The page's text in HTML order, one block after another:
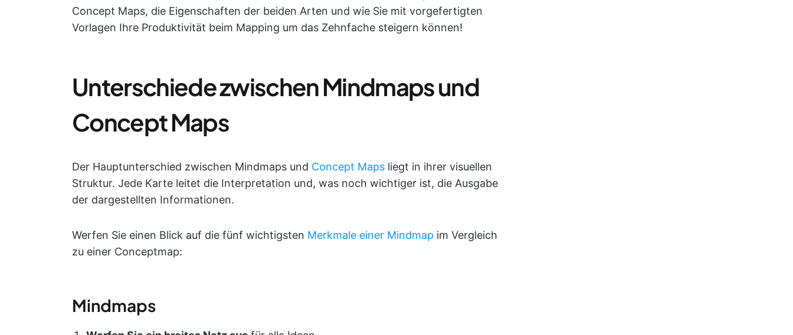
Concept Maps, die Eigenschaften der beiden Arten und wie Sie mit vorgefertigten
Vorlagen Ihre Produktivität beim Mapping um das Zehnfache steigern können!
Unterschiede zwischen Mindmaps und
Concept Maps
Der Hauptunterschied zwischen Mindmaps und Concept Maps liegt in ihrer visuellen
Struktur. Jede Karte leitet die Interpretation und, was noch wichtiger ist, die Ausgabe
der dargestellten Informationen.
Werfen Sie einen Blick auf die fünf wichtigsten Merkmale einer Mindmap im Vergleich
zu einer Conceptmap:
Mindmaps